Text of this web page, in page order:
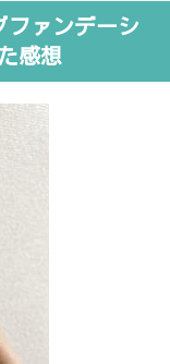
ファンデーシ
感想